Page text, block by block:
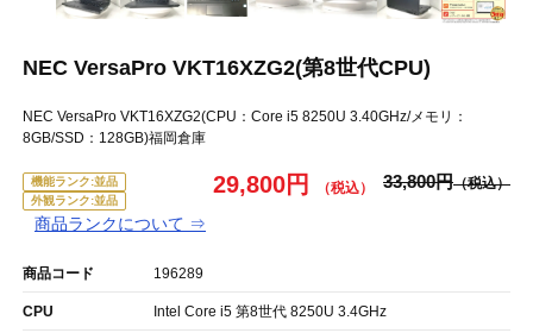
NEC VersaPro VKT16XZG2(第8世代CPU)
NEC VersaPro VKT16XZG2(CPU：Core i5 8250U 3.40GHz/メモリ：
8GB/SSD：128GB)福岡倉庫
機能ランク:並品
外観ランク:並品
商品ランクについて ⇒
29,800円 33,800円
商品コード 196289
CPU Intel Core i5 第8世代 8250U 3.4GHz